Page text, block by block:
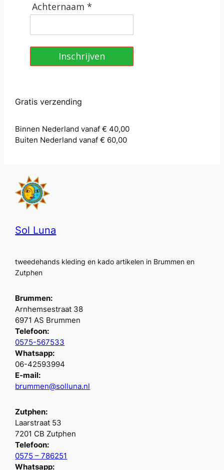
Achternaam *
Inschrijven
Gratis verzending
Binnen Nederland vanaf € 40,00
Buiten Nederland vanaf € 60,00
Sol Luna
tweedehands kleding en kado artikelen in Brummen en
Zutphen
Brummen:
Arnhemsestraat 38
6971 AS Brummen
Telefoon:
0575-567533
Whatsapp:
06-42593994
E-mail:
brummen@solluna.nl
Zutphen:
Laarstraat 53
7201 CB Zutphen
Telefoon:
0575 – 786251
Whatsapp: